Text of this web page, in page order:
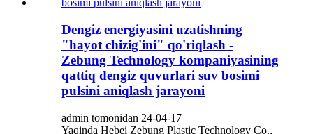
Dengiz energiyasini uzatishning
"hayot chizig'ini" qo'riqlash -
Zebung Technology kompaniyasining
qattiq dengiz quvurlari suv bosimi
pulsini aniqlash jarayoni
admin tomonidan 24-04-17
Yaqinda Hebei Zebung Plastic Technology Co.,